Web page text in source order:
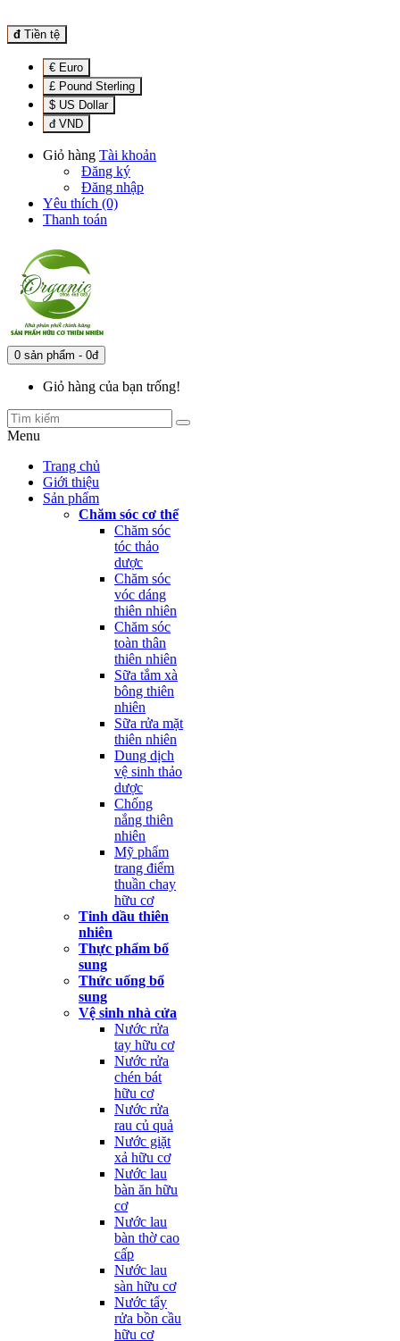
đ Tiền tệ
€ Euro
£ Pound Sterling
$ US Dollar
đ VND
Giỏ hàng Tài khoản
Đăng ký
Đăng nhập
Yêu thích (0)
Thanh toán
0 sản phẩm - 0đ
Giỏ hàng của bạn trống!
Menu
Trang chủ
Giới thiệu
Sản phẩm
Chăm sóc cơ thể
Chăm sóc
tóc thảo
dược
Chăm sóc
vóc dáng
thiên nhiên
Chăm sóc
toàn thân
thiên nhiên
Sữa tắm xà
bông thiên
nhiên
Sữa rửa mặt
thiên nhiên
Dung dịch
vệ sinh thảo
dược
Chống
nắng thiên
nhiên
Mỹ phẩm
trang điểm
thuần chay
hữu cơ
Tinh dầu thiên
nhiên
Thực phẩm bổ
sung
Thức uống bổ
sung
Vệ sinh nhà cửa
Nước rửa
tay hữu cơ
Nước rửa
chén bát
hữu cơ
Nước rửa
rau củ quả
Nước giặt
xả hữu cơ
Nước lau
bàn ăn hữu
cơ
Nước lau
bàn thờ cao
cấp
Nước lau
sàn hữu cơ
Nước tẩy
rửa bồn cầu
hữu cơ